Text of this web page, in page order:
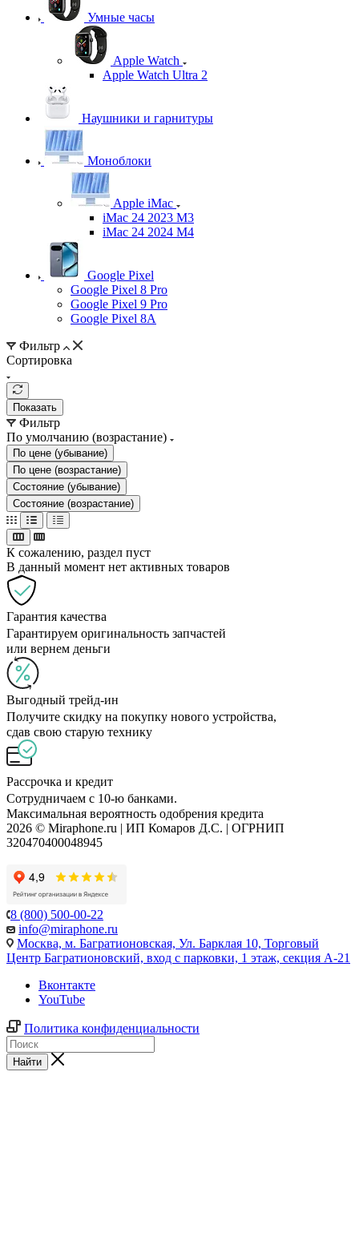
Умные часы
Apple Watch
Apple Watch Ultra 2
Наушники и гарнитуры
Моноблоки
Apple iMac
iMac 24 2023 M3
iMac 24 2024 M4
Google Pixel
Google Pixel 8 Pro
Google Pixel 9 Pro
Google Pixel 8A
Фильтр
Сортировка
Показать
Фильтр
По умолчанию (возрастание)
По цене (убывание)
По цене (возрастание)
Состояние (убывание)
Состояние (возрастание)
К сожалению, раздел пуст
В данный момент нет активных товаров
Гарантия качества
Гарантируем оригинальность запчастей
или вернем деньги
Выгодный трейд-ин
Получите скидку на покупку нового устройства,
сдав свою старую технику
Рассрочка и кредит
Сотрудничаем с 10-ю банками.
Максимальная вероятность одобрения кредита
2026 © Miraphone.ru | ИП Комаров Д.С. | ОГРНИП
320470400048945
8 (800) 500-00-22
info@miraphone.ru
Москва, м. Багратионовская, Ул. Барклая 10, Торговый
Центр Багратионовский, вход с парковки, 1 этаж, секция А-21
Вконтакте
YouTube
Политика конфиденциальности
Найти